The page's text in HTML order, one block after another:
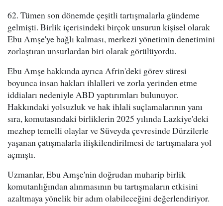
62. Tümen son dönemde çeşitli tartışmalarla gündeme
gelmişti. Birlik içerisindeki birçok unsurun kişisel olarak
Ebu Amşe'ye bağlı kalması, merkezi yönetimin denetimini
zorlaştıran unsurlardan biri olarak görülüyordu.
Ebu Amşe hakkında ayrıca Afrin'deki görev süresi
boyunca insan hakları ihlalleri ve zorla yerinden etme
iddiaları nedeniyle ABD yaptırımları bulunuyor.
Hakkındaki yolsuzluk ve hak ihlali suçlamalarının yanı
sıra, komutasındaki birliklerin 2025 yılında Lazkiye'deki
mezhep temelli olaylar ve Süveyda çevresinde Dürzilerle
yaşanan çatışmalarla ilişkilendirilmesi de tartışmalara yol
açmıştı.
Uzmanlar, Ebu Amşe'nin doğrudan muharip birlik
komutanlığından alınmasının bu tartışmaların etkisini
azaltmaya yönelik bir adım olabileceğini değerlendiriyor.